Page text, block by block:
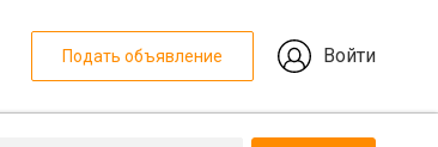
Подать объявление Войти